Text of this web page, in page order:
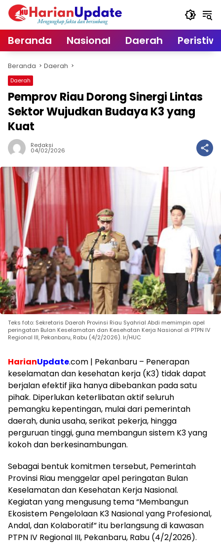
Langsung
Beranda Nasional Daerah
Beranda Daerah
Daerah
Pemprov Riau Dorong Sinergi Lintas
Sektor Wujudkan Budaya K3 yang
Kuat
Redaksi
04/02/2026
Teks foto: Sekretaris Daerah Provinsi Riau Syahrial Abdi memimpin apel
peringatan Bulan Keselamatan dan Kesehatan Kerja Nasional di PTPN IV
Regional III, Pekanbaru, Rabu (4/2/2026). Ir/HUC
HarianUpdate.com | Pekanbaru – Penerapan
keselamatan dan kesehatan kerja (K3) tidak dapat
berjalan efektif jika hanya dibebankan pada satu
pihak. Diperlukan keterlibatan aktif seluruh
pemangku kepentingan, mulai dari pemerintah
daerah, dunia usaha, serikat pekerja, hingga
perguruan tinggi, guna membangun sistem K3 yang
kokoh dan berkesinambungan.
Sebagai bentuk komitmen tersebut, Pemerintah
Provinsi Riau menggelar apel peringatan Bulan
Keselamatan dan Kesehatan Kerja Nasional.
Kegiatan yang mengusung tema “Membangun
Ekosistem Pengelolaan K3 Nasional yang Profesional,
Andal, dan Kolaboratif” itu berlangsung di kawasan
PTPN IV Regional III, Pekanbaru, Rabu (4/2/2026).